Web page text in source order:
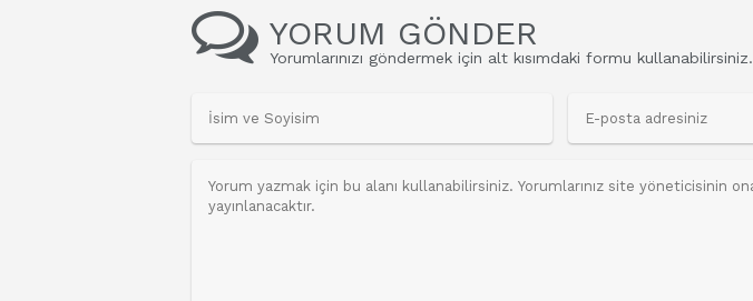
YORUM GÖNDER
Yorumlarınızı göndermek için alt kısımdaki formu kullanabilirsiniz.